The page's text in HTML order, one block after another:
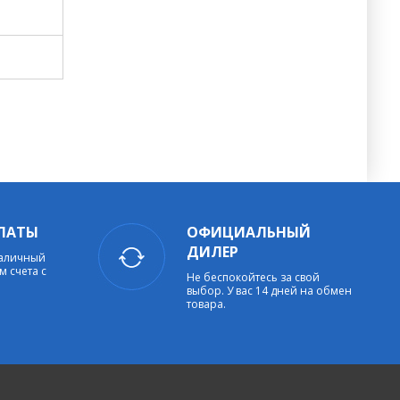
счета с
ОФИЦИАЛЬНЫЙ
ДИЛЕР
Не беспокойтесь за свой
выбор. У вас 14 дней на обмен
товара.